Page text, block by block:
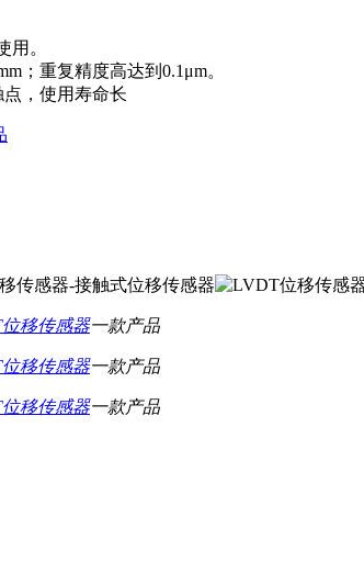
用。
；重复精度高达到0.1μm。
，使用寿命长
移传感器一款产品
移传感器一款产品
移传感器一款产品